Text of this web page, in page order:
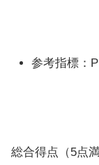
参考指標：
総合得点（5点